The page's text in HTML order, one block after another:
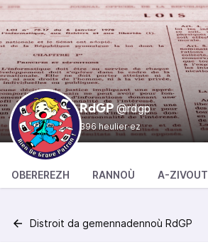
RdGP @rdgp
396 heulier·ez
OBEREREZH RANNOÙ A-ZIVOUT
Distroit da gemennadennoù RdGP